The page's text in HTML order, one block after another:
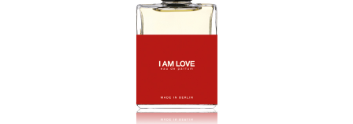
Подробнее
В корзину